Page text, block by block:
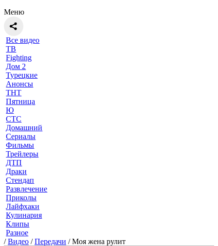
Меню
Все видео
ТВ
Fighting
Дом 2
Турецкие
Анонсы
ТНТ
Пятница
Ю
СТС
Домашний
Сериалы
Фильмы
Трейлеры
ДТП
Драки
Стендап
Развлечение
Приколы
Лайфхаки
Кулинария
Клипы
Разное
/ Видео / Передачи /Moя жeнa pулит